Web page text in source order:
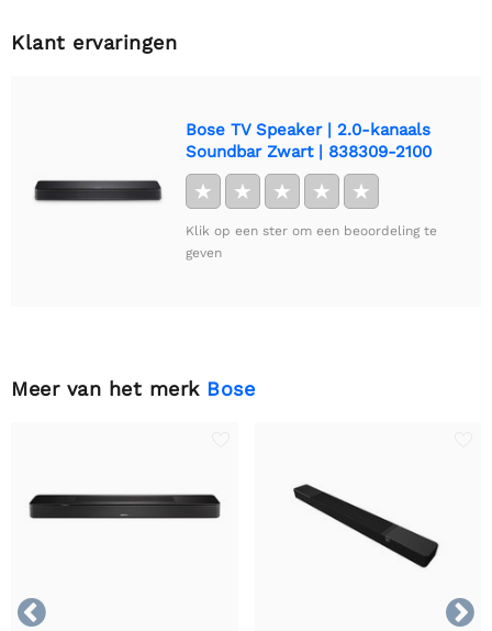
Klant ervaringen
Bose TV Speaker | 2.0-kanaals
Soundbar Zwart | 838309-2100
★ ★ ★ ★ ★
Klik op een ster om een beoordeling te
geven
Meer van het merk Bose

